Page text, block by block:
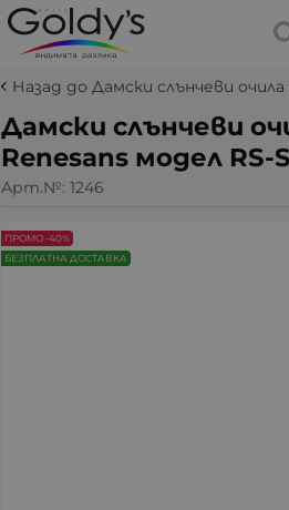
Назад до Дамски слънчеви очила
Дамски слънчеви
Renesans модел RS-
Арт.№: 1246
ПРОМО -40%
БЕЗПЛАТНА ДОСТАВКА